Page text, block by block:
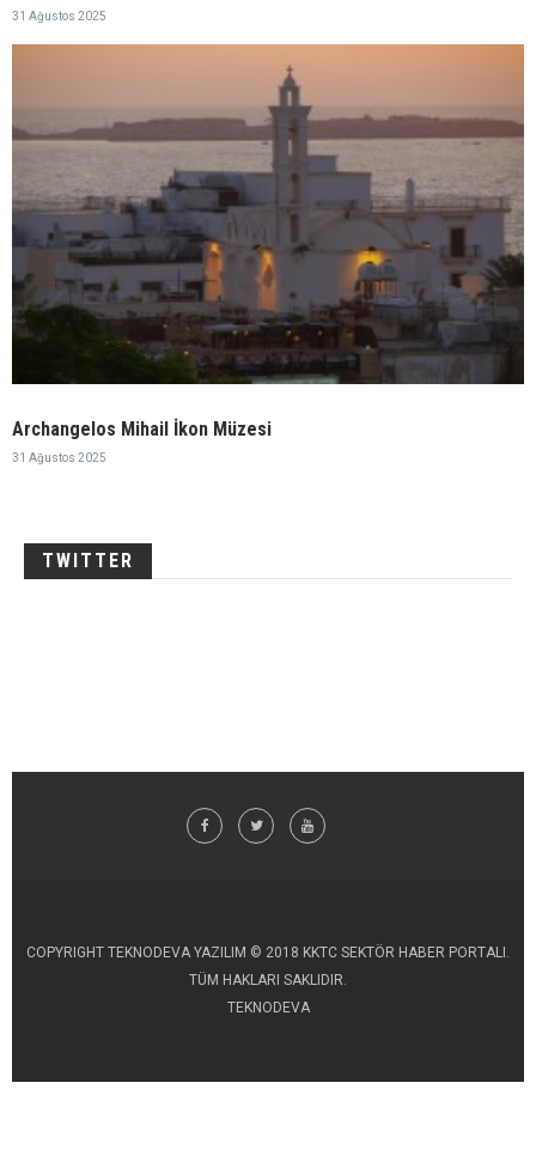
31 Ağustos 2025
Archangelos Mihail İkon Müzesi
31 Ağustos 2025
TWITTER
COPYRIGHT TEKNODEVA YAZILIM © 2018 KKTC SEKTÖR HABER PORTALI.
TÜM HAKLARI SAKLIDIR.
TEKNODEVA